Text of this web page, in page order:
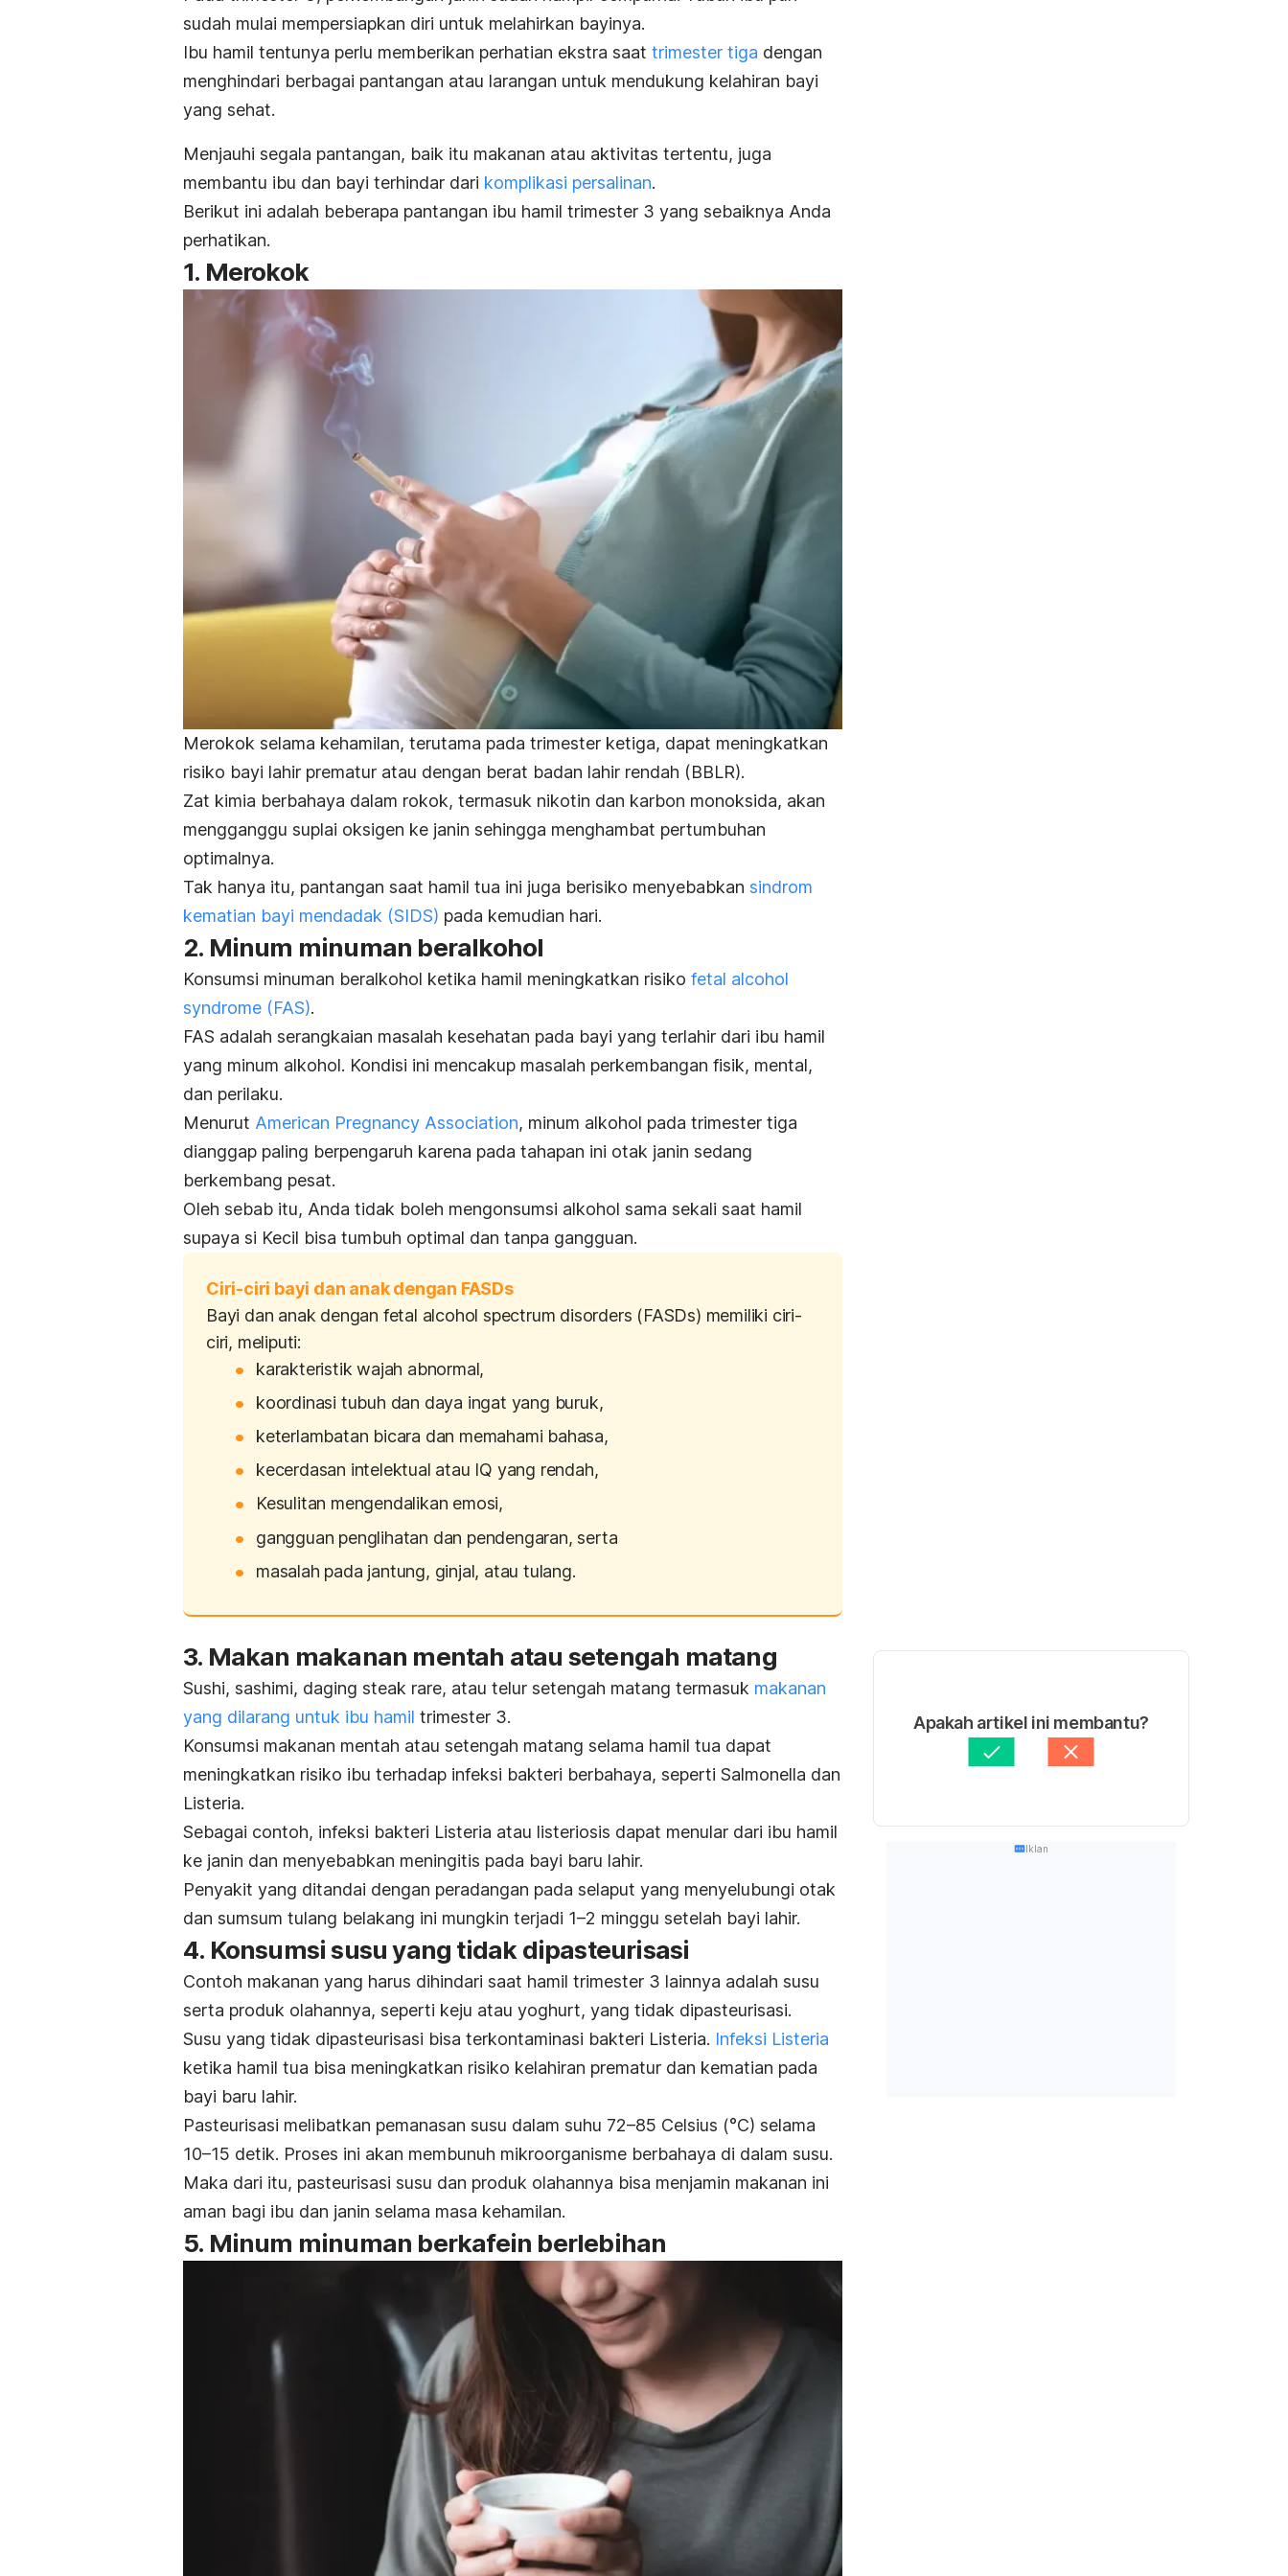
sudah mulai mempersiapkan diri untuk melahirkan bayinya.
Ibu hamil tentunya perlu memberikan perhatian ekstra saat trimester tiga dengan
menghindari berbagai pantangan atau larangan untuk mendukung kelahiran bayi
yang sehat.
Menjauhi segala pantangan, baik itu makanan atau aktivitas tertentu, juga
membantu ibu dan bayi terhindar dari komplikasi persalinan.
Berikut ini adalah beberapa pantangan ibu hamil trimester 3 yang sebaiknya Anda
perhatikan.
1. Merokok
Merokok selama kehamilan, terutama pada trimester ketiga, dapat meningkatkan
risiko bayi lahir prematur atau dengan berat badan lahir rendah (BBLR).
Zat kimia berbahaya dalam rokok, termasuk nikotin dan karbon monoksida, akan
mengganggu suplai oksigen ke janin sehingga menghambat pertumbuhan
optimalnya.
Tak hanya itu, pantangan saat hamil tua ini juga berisiko menyebabkan sindrom
kematian bayi mendadak (SIDS) pada kemudian hari.
2. Minum minuman beralkohol
Konsumsi minuman beralkohol ketika hamil meningkatkan risiko fetal alcohol
syndrome (FAS).
FAS adalah serangkaian masalah kesehatan pada bayi yang terlahir dari ibu hamil
yang minum alkohol. Kondisi ini mencakup masalah perkembangan fisik, mental,
dan perilaku.
Menurut American Pregnancy Association, minum alkohol pada trimester tiga
dianggap paling berpengaruh karena pada tahapan ini otak janin sedang
berkembang pesat.
Oleh sebab itu, Anda tidak boleh mengonsumsi alkohol sama sekali saat hamil
supaya si Kecil bisa tumbuh optimal dan tanpa gangguan.
Ciri-ciri bayi dan anak dengan FASDs
Bayi dan anak dengan fetal alcohol spectrum disorders (FASDs) memiliki ciri-
ciri, meliputi:
karakteristik wajah abnormal,
koordinasi tubuh dan daya ingat yang buruk,
keterlambatan bicara dan memahami bahasa,
kecerdasan intelektual atau IQ yang rendah,
Kesulitan mengendalikan emosi,
gangguan penglihatan dan pendengaran, serta
masalah pada jantung, ginjal, atau tulang.
3. Makan makanan mentah atau setengah matang
Sushi, sashimi, daging steak rare, atau telur setengah matang termasuk makanan
yang dilarang untuk ibu hamil trimester 3.
Konsumsi makanan mentah atau setengah matang selama hamil tua dapat
meningkatkan risiko ibu terhadap infeksi bakteri berbahaya, seperti Salmonella dan
Listeria.
Sebagai contoh, infeksi bakteri Listeria atau listeriosis dapat menular dari ibu hamil
ke janin dan menyebabkan meningitis pada bayi baru lahir.
Penyakit yang ditandai dengan peradangan pada selaput yang menyelubungi otak
dan sumsum tulang belakang ini mungkin terjadi 1–2 minggu setelah bayi lahir.
4. Konsumsi susu yang tidak dipasteurisasi
Contoh makanan yang harus dihindari saat hamil trimester 3 lainnya adalah susu
serta produk olahannya, seperti keju atau yoghurt, yang tidak dipasteurisasi.
Susu yang tidak dipasteurisasi bisa terkontaminasi bakteri Listeria. Infeksi Listeria
ketika hamil tua bisa meningkatkan risiko kelahiran prematur dan kematian pada
bayi baru lahir.
Pasteurisasi melibatkan pemanasan susu dalam suhu 72–85 Celsius (°C) selama
10–15 detik. Proses ini akan membunuh mikroorganisme berbahaya di dalam susu.
Maka dari itu, pasteurisasi susu dan produk olahannya bisa menjamin makanan ini
aman bagi ibu dan janin selama masa kehamilan.
5. Minum minuman berkafein berlebihan
Apakah artikel ini membantu?
Iklan